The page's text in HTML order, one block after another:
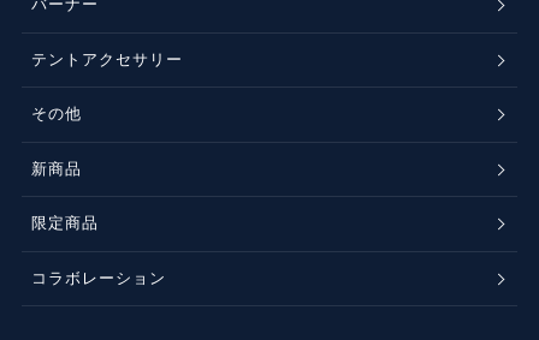
バーナー
テントアクセサリー
その他
新商品
限定商品
コラボレーション